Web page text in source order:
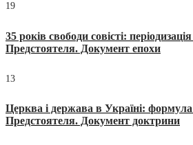
19
35 років свободи совісті: періодизація
Предстоятеля. Документ епохи
13
Церква і держава в Україні: формула
Предстоятеля. Документ доктрини